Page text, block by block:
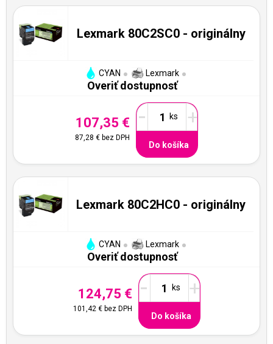
Lexmark 80C2SC0 - originálny
CYAN Lexmark
Overiť dostupnosť
107,35 €
87,28 € bez DPH
- +
Do košíka
Lexmark 80C2HC0 - originálny
CYAN Lexmark
Overiť dostupnosť
124,75 €
101,42 €bez DPH
- +
Do košíka